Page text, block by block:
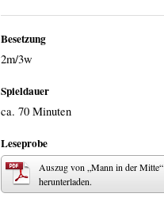
Besetzung
2m/3w
Spieldauer
ca. 70 Minuten
Leseprobe
Auszug von „Mann in der Mitte“
herunterladen.